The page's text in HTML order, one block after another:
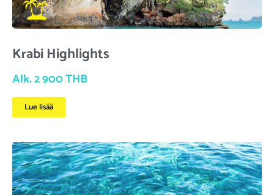
Krabi Highlights
Alk. 2 900 THB
Lue lisää